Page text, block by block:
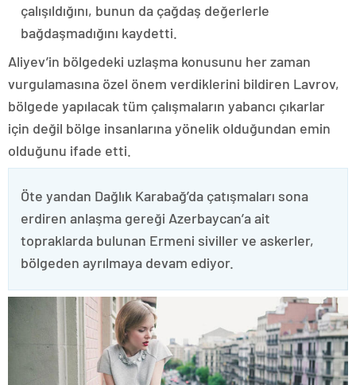
çalışıldığını, bunun da çağdaş değerlerle
bağdaşmadığını kaydetti.
Aliyev’in bölgedeki uzlaşma konusunu her zaman
vurgulamasına özel önem verdiklerini bildiren Lavrov,
bölgede yapılacak tüm çalışmaların yabancı çıkarlar
için değil bölge insanlarına yönelik olduğundan emin
olduğunu ifade etti.
Öte yandan Dağlık Karabağ’da çatışmaları sona
erdiren anlaşma gereği Azerbaycan’a ait
topraklarda bulunan Ermeni siviller ve askerler,
bölgeden ayrılmaya devam ediyor.